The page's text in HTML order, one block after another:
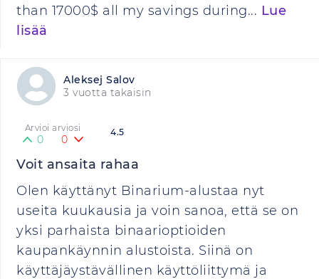
than 17000$ all my savings during... Lue
lisää
Aleksej Salov
3 vuotta takaisin
4.5
Arvioi arviosi
0 0
Voit ansaita rahaa
Olen käyttänyt Binarium-alustaa nyt
useita kuukausia ja voin sanoa, että se on
yksi parhaista binaarioptioiden
kaupankäynnin alustoista. Siinä on
käyttäjäystävällinen käyttöliittymä ja